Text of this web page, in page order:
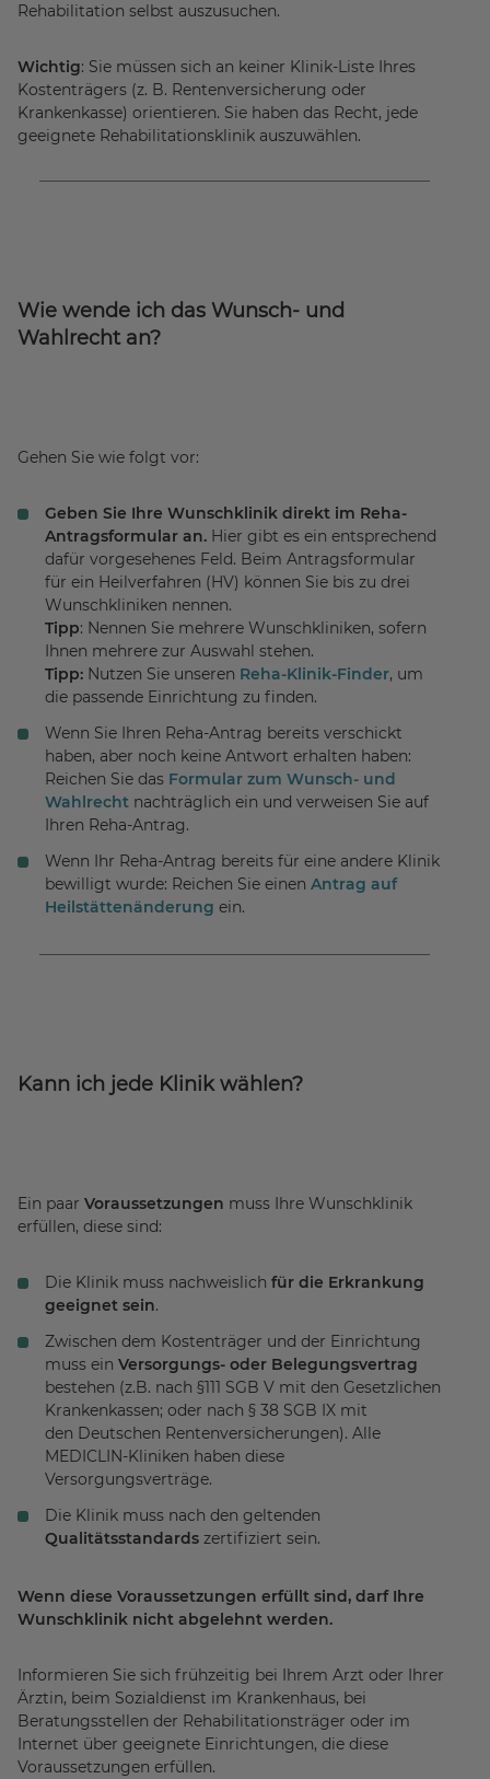
Rehabilitation selbst auszusuchen.
Wichtig: Sie müssen sich an keiner Klinik-Liste Ihres
Kostenträgers (z. B. Rentenversicherung oder
Krankenkasse) orientieren. Sie haben das Recht, jede
geeignete Rehabilitationsklinik auszuwählen.
Wie wende ich das Wunsch- und
Wahlrecht an?
Gehen Sie wie folgt vor:
Geben Sie Ihre Wunschklinik direkt im Reha-
Antragsformular an. Hier gibt es ein entsprechend
dafür vorgesehenes Feld. Beim Antragsformular
für ein Heilverfahren (HV) können Sie bis zu drei
Wunschkliniken nennen.
Tipp: Nennen Sie mehrere Wunschkliniken, sofern
Ihnen mehrere zur Auswahl stehen.
Tipp: Nutzen Sie unseren Reha-Klinik-Finder, um
die passende Einrichtung zu finden.
Wenn Sie Ihren Reha-Antrag bereits verschickt
haben, aber noch keine Antwort erhalten haben:
Reichen Sie das Formular zum Wunsch- und
Wahlrecht nachträglich ein und verweisen Sie auf
Ihren Reha-Antrag.
Wenn Ihr Reha-Antrag bereits für eine andere Klinik
bewilligt wurde: Reichen Sie einen Antrag auf
Heilstättenänderung ein.
Kann ich jede Klinik wählen?
Ein paar Voraussetzungen muss Ihre Wunschklinik
erfüllen, diese sind:
Die Klinik muss nachweislich für die Erkrankung
geeignet sein.
Zwischen dem Kostenträger und der Einrichtung
muss ein Versorgungs- oder Belegungsvertrag
bestehen (z.B. nach §111 SGB V mit den Gesetzlichen
Krankenkassen; oder nach § 38 SGB IX mit
den Deutschen Rentenversicherungen). Alle
MEDICLIN-Kliniken haben diese
Versorgungsverträge.
Die Klinik muss nach den geltenden
Qualitätsstandards zertifiziert sein.
Wenn diese Voraussetzungen erfüllt sind, darf Ihre
Wunschklinik nicht abgelehnt werden.
Informieren Sie sich frühzeitig bei Ihrem Arzt oder Ihrer
Ärztin, beim Sozialdienst im Krankenhaus, bei
Beratungsstellen der Rehabilitationsträger oder im
Internet über geeignete Einrichtungen, die diese
Voraussetzungen erfüllen.